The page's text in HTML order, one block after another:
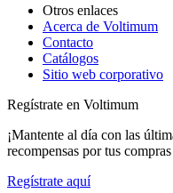
Otros enlaces
Acerca de Voltimum
Contacto
Catálogos
Sitio web corporativo
Regístrate en Voltimum
¡Mantente al día con las
recompensas por tus
Regístrate aquí